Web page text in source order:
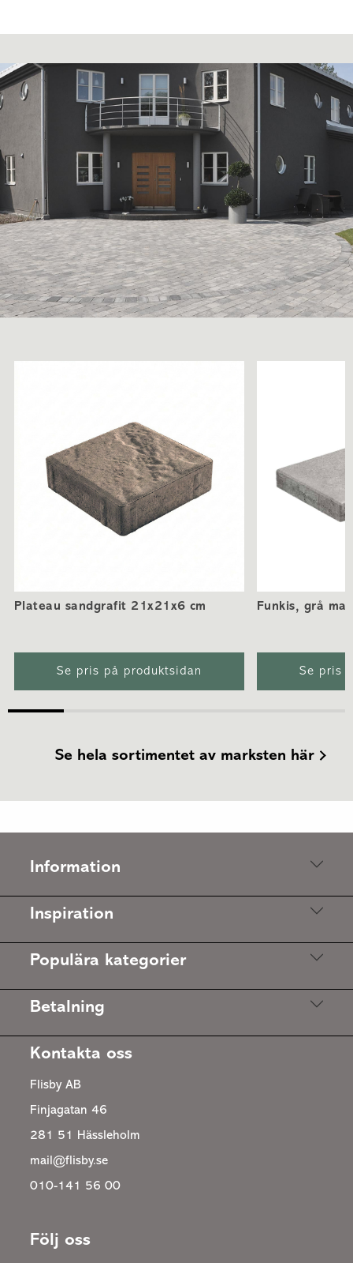
Plateau sandgrafit 21x21x6 cm
Se pris på produktsidan
Funkis, grå
Se pris
Se hela sortimentet av marksten här
Information
Inspiration
Populära kategorier
Betalning
Kontakta oss
Flisby AB
Finjagatan 46
281 51 Hässleholm
mail@flisby.se
010-141 56 00
Följ oss